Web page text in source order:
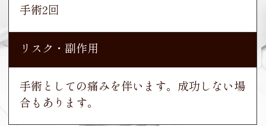
手術2回
リスク・副作用
手術としての痛みを伴います。成功しない場
合もあります。
リスク・副作用
使用時間が短いと効果が得られないことがあ
ります。
リスク・副作用
使用時間が短いと効果が得られないことがあ
ります。
6ヵ月
リスク・副作用
必ずしもご希望通りにならないこともありま
す。
リスク・副作用
手術を伴います。感染・麻痺・失敗のリスク
1年6ヵ月
リスク・副作用
ご希望通りにならないことがあります。
リスク・副作用
手術を伴います。感染・麻痺・失敗のリスク